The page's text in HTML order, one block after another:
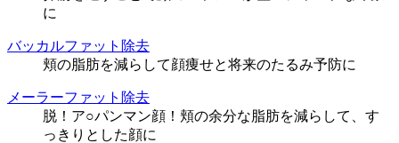
に
バッカルファット除去
頬の脂肪を減らして顔痩せと将来のたるみ予防に
メーラーファット除去
脱！ア○パンマン顔！頬の余分な脂肪を減らして、す
っきりとした顔に